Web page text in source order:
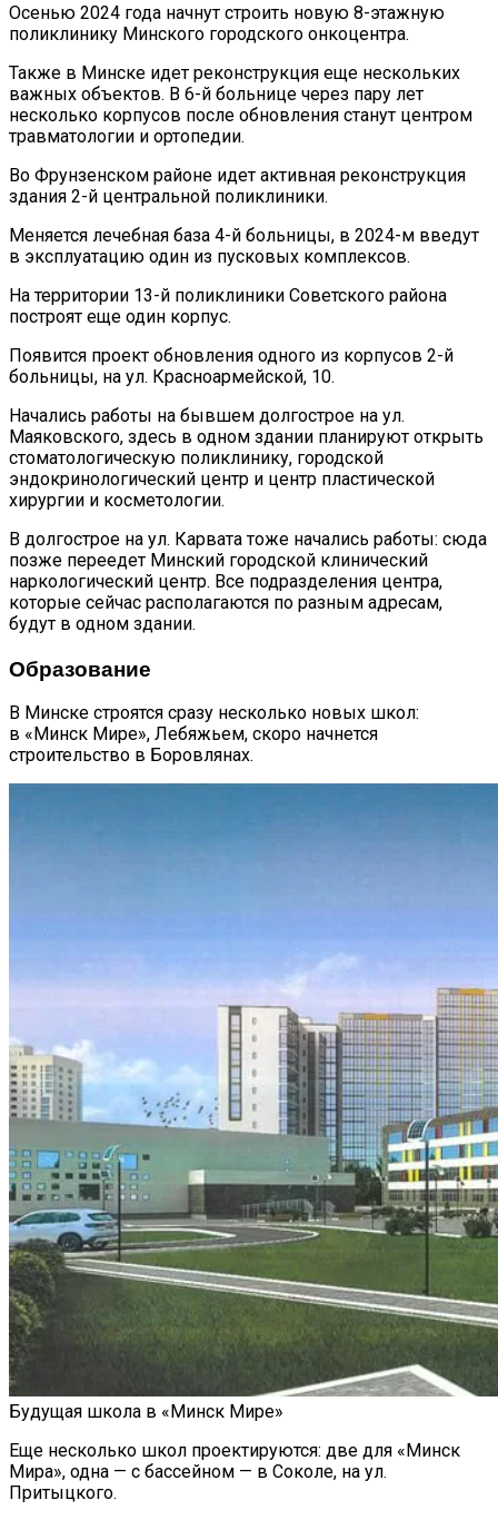
Осенью 2024 года начнут строить новую 8-этажную
поликлинику Минского городского онкоцентра.
Также в Минске идет реконструкция еще нескольких
важных объектов. В 6-й больнице через пару лет
несколько корпусов после обновления станут центром
травматологии и ортопедии.
Во Фрунзенском районе идет активная реконструкция
здания 2-й центральной поликлиники.
Меняется лечебная база 4-й больницы, в 2024-м введут
в эксплуатацию один из пусковых комплексов.
На территории 13-й поликлиники Советского района
построят еще один корпус.
Появится проект обновления одного из корпусов 2-й
больницы, на ул. Красноармейской, 10.
Начались работы на бывшем долгострое на ул.
Маяковского, здесь в одном здании планируют открыть
стоматологическую поликлинику, городской
эндокринологический центр и центр пластической
хирургии и косметологии.
В долгострое на ул. Карвата тоже начались работы: сюда
позже переедет Минский городской клинический
наркологический центр. Все подразделения центра,
которые сейчас располагаются по разным адресам,
будут в одном здании.
Образование
В Минске строятся сразу несколько новых школ:
в «Минск Мире», Лебяжьем, скоро начнется
строительство в Боровлянах.
Будущая школа в «Минск Мире»
Еще несколько школ проектируются: две для «Минск
Мира», одна — с бассейном — в Соколе, на ул.
Притыцкого.